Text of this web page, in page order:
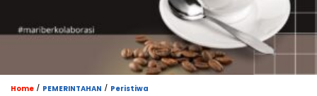
Home / PEMERINTAHAN / Peristiwa